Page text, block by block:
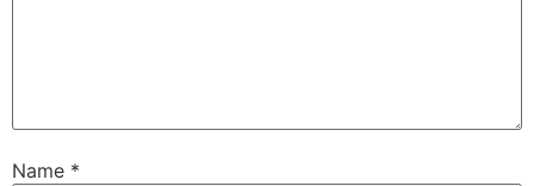
Name *